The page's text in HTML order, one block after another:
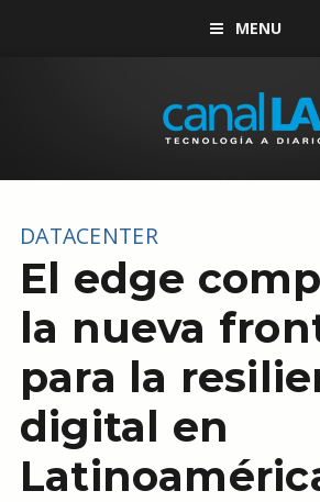
MENU
DATACENTER
El edge
la nueva
para la
digital en